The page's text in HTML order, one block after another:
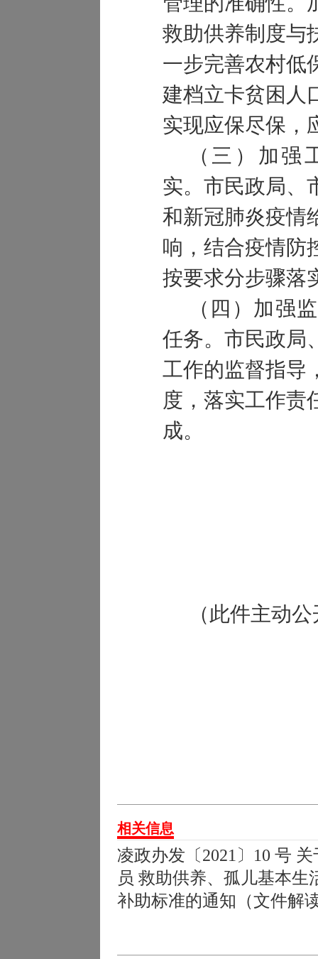
救助供养制度与
一步完善农村低
建档立卡贫困人
实现应保尽保，
（三）加强
实。市民政局、
和新冠肺炎疫情
响，结合疫情防
按要求分步骤落
（四）加强
任务。市民政局
工作的监督指导
度，落实工作责
成。
（此件主动
相关信息
凌政办发〔2021〕10 号
员 救助供养、孤儿基本生
补助标准的通知（文件解